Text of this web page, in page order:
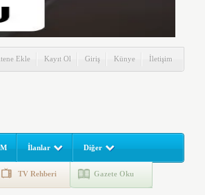
Ekle Kayıt Ol Giriş Künye İletişim
İlanlar Diğer
TV Rehberi Gazete Oku